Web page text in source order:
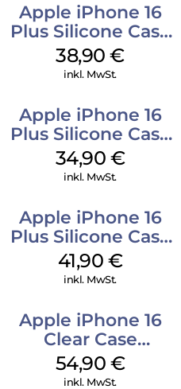
Apple iPhone 16
Plus Silicone Case
MagSafe Denim
38,90€
inkl. MwSt.
Apple iPhone 16
Plus Silicone Case
MagSafe Lake
Green
34,90 €
inkl. MwSt.
Apple iPhone 16
Plus Silicone Case
MagSafe Stone
Gray
41,90 €
inkl. MwSt.
Apple iPhone 16
Clear Case
MagSafe
Transparent
54,90 €
inkl. MwSt.